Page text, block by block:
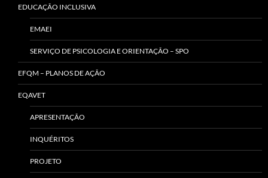
EDUCAÇÃO INCLUSIVA
EMAEI
SERVIÇO DE PSICOLOGIA E ORIENTAÇÃO – SPO
EFQM – PLANOS DE AÇÃO
EQAVET
APRESENTAÇÃO
INQUÉRITOS
PROJETO